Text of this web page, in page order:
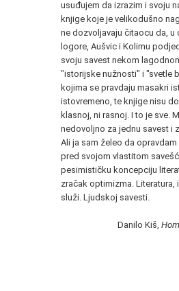
usuđujem da izrazim i svoju
knjige koje je velikodušno
ne dozvoljavaju čitaocu da, u
logore, Aušvic i Kolimu
svoju savest nekom
"istorijske nužnosti" i "svetle
kojima se pravdaju masakri
istovremeno, te knjige nisu
klasnoj, ni rasnoj. I to je sve.
nedovoljno za jednu savest i
Ali ja sam želeo da opravdam
pred svojom vlastitom
pesimističku koncepciju
zračak optimizma. Literatura,
služi. Ljudskoj savesti.
Danilo Kiš,